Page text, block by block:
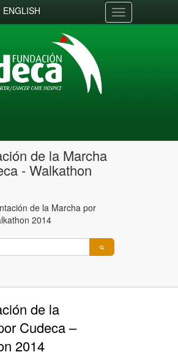
ENGLISH
Toggle
navigation
de la Marcha
- Walkathon
de la Marcha por
2014
de la
Cudeca –
2014